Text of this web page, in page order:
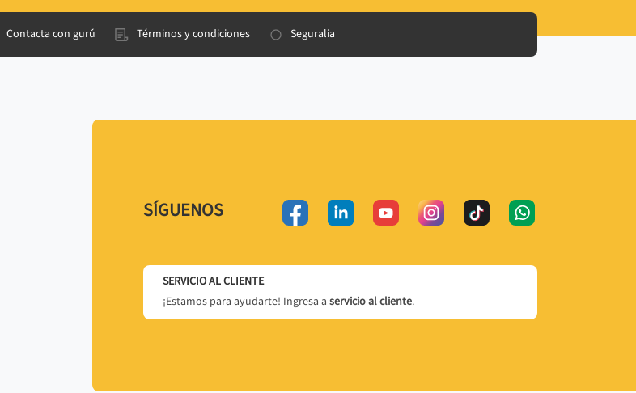
Contacta con gurú Términos y condiciones Seguralia
SÍGUENOS
SERVICIO AL CLIENTE
¡Estamos para ayudarte! Ingresa a servicio al cliente.